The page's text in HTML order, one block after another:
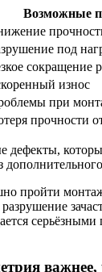
Возможные
под
сокращение
износ
при
прочности
дефекты,
пройти
серьёзными
важнее,